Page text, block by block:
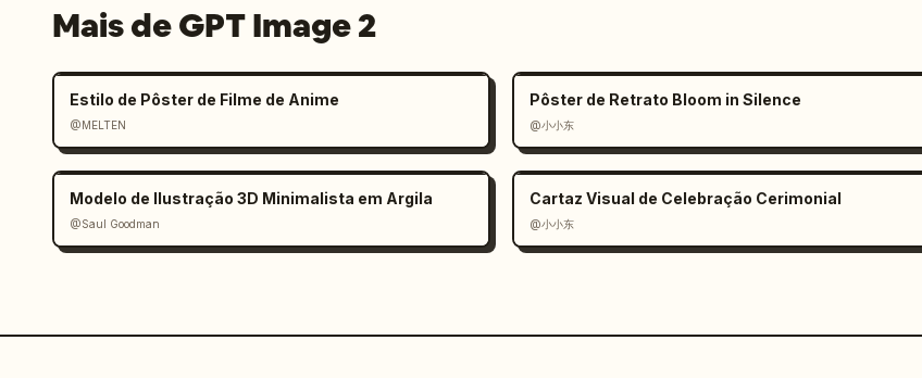
escura rotulada com o nome do produto e uma imagem surreal gerada de uma
pessoa vestindo roupas amarelas olhando para ilhas flutuantes e vegetação em
móvel escura com linhas de miniaturas e um botão de criação.
Estilo visual: Design gráfico comercial japonês ultra-arrojado, tipografia
preta sobre amarelo neon, perspectiva distorcida, composição energética,
distorção de lente dramática, fotografia de moda brilhante misturada com
mockups de interface, alto contraste, acabamento de anúncio impresso nítido,
sem minimalismo limpo, sem fundo branco, sem marca d'água.
Mais de GPT Image 2
Estilo de Pôster de Filme de Anime
@MELTEN
Pôster de Retrato Bloom in Silence
@小小东
Modelo de Ilustração 3D Minimalista em Argila
@Saul Goodman
Cartaz Visual de Celebração Cerimonial
@小小东